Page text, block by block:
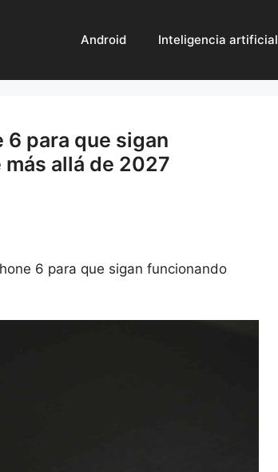
Android Inteligencia artificial
6 para que sigan
allá de 2027
6 para que sigan funcionando